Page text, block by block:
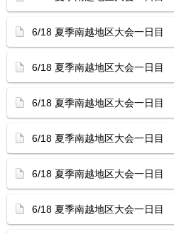
6/18 夏季南越地区大会一日
6/18 夏季南越地区大会一日
6/18 夏季南越地区大会一日
6/18 夏季南越地区大会一日
6/18 夏季南越地区大会一日
6/18 夏季南越地区大会一日目